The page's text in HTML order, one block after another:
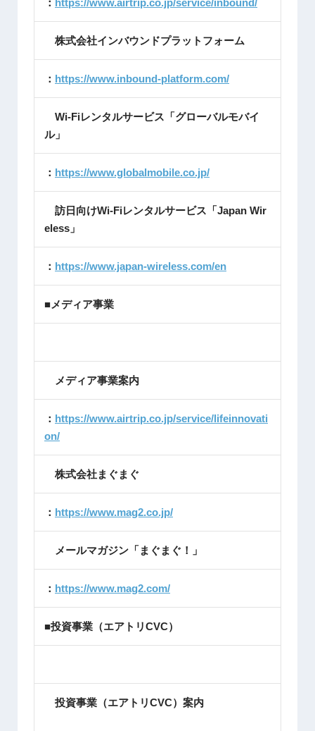
： https://www.airtrip.co.jp/service/inbound/
株式会社インバウンドプラットフォーム
： https://www.inbound-platform.com/
Wi-Fiレンタルサービス「グローバルモバイ
ル」
： https://www.globalmobile.co.jp/
訪日向けWi-Fiレンタルサービス「Japan Wir
eless」
： https://www.japan-wireless.com/en
■メディア事業
メディア事業案内
： https://www.airtrip.co.jp/service/lifeinnovati
on/
株式会社まぐまぐ
： https://www.mag2.co.jp/
メールマガジン「まぐまぐ！」
： https://www.mag2.com/
■投資事業（エアトリCVC）
投資事業（エアトリCVC）案内